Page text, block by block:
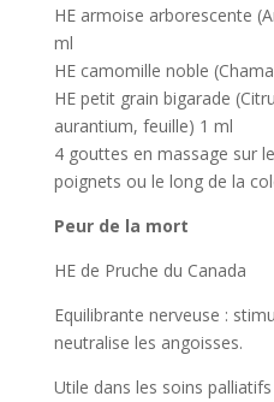
HE armoise arborescente
ml
HE camomille noble
HE petit grain bigarade
aurantium, feuille) 1 ml
4 gouttes en massage sur
poignets ou le long de la
Peur de la mort
HE de Pruche du Canada
Equilibrante nerveuse :
neutralise les angoisses.
Utile dans les soins